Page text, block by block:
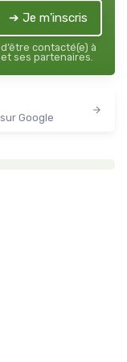
➔ Je m'inscris
contacté(e) à
et ses partenaires.
Google